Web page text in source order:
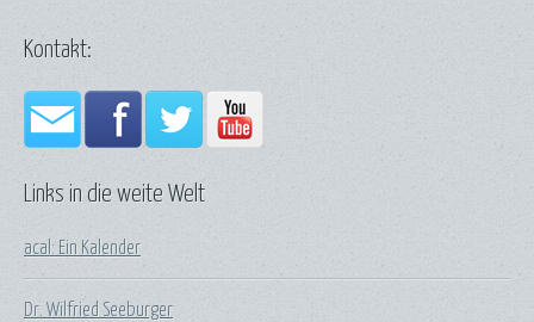
Links in die weite Welt
acal: Ein Kalender
Dr. Wilfried Seeburger
Kontakt: